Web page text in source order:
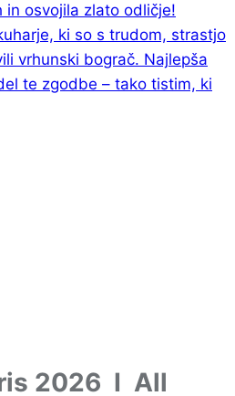
in osvojila zlato odličje!
ki so s trudom, strastjo
vrhunski bograč. Najlepša
te zgodbe – tako tistim, ki
2026 I All